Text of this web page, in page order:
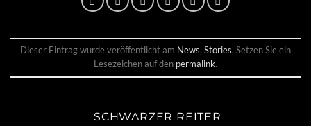
Dieser Eintrag wurde veröffentlicht am News, Stories. Setzen Sie ein
Lesezeichen auf den permalink.
SCHWARZER REITER